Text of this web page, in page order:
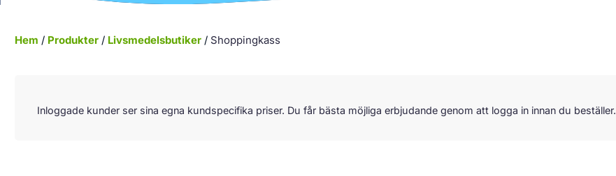
Hem / Produkter/ Livsmedelsbutiker/ Shoppingkass
Inloggade kunder ser sina egna kundspecifika priser. Du får bästa möjliga erbjudande genom att logga in innan du beställer.